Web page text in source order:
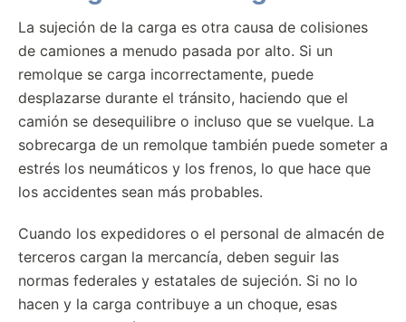
La sujeción de la carga es otra causa de colisiones
de camiones a menudo pasada por alto. Si un
remolque se carga incorrectamente, puede
desplazarse durante el tránsito, haciendo que el
camión se desequilibre o incluso que se vuelque. La
sobrecarga de un remolque también puede someter a
estrés los neumáticos y los frenos, lo que hace que
los accidentes sean más probables.
Cuando los expedidores o el personal de almacén de
terceros cargan la mercancía, deben seguir las
normas federales y estatales de sujeción. Si no lo
hacen y la carga contribuye a un choque, esas